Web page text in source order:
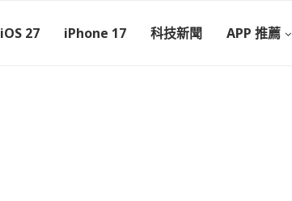
iOS 27 iPhone 17 科技新聞 APP 推薦